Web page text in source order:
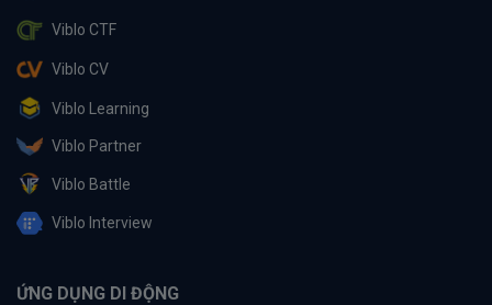
Viblo CTF
Viblo CV
Viblo Learning
Viblo Partner
Viblo Battle
Viblo Interview
ỨNG DỤNG DI ĐỘNG